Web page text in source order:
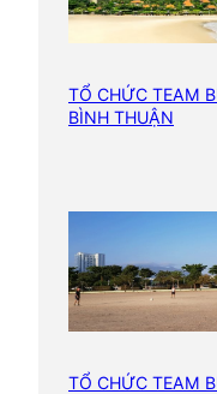
TỔ CHỨC TEAM
BÌNH THUẬN
TỔ CHỨC TEAM